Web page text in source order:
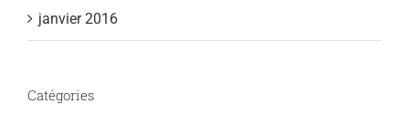
janvier 2016
Catégories